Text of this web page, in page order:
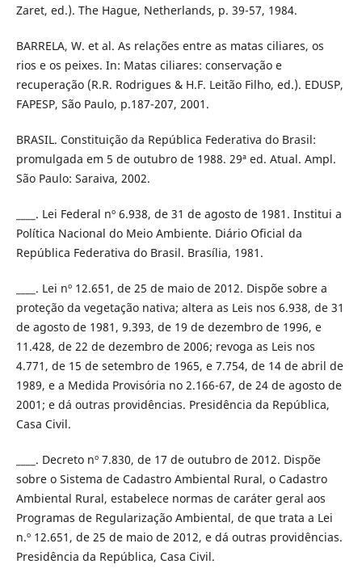
Zaret, ed.). The Hague, Netherlands, p. 39-57, 1984.
BARRELA, W. et al. As relações entre as matas ciliares, os
rios e os peixes. In: Matas ciliares: conservação e
recuperação (R.R. Rodrigues & H.F. Leitão Filho, ed.). EDUSP,
FAPESP, São Paulo, p.187-207, 2001.
BRASIL. Constituição da República Federativa do Brasil:
promulgada em 5 de outubro de 1988. 29ª ed. Atual. Ampl.
São Paulo: Saraiva, 2002.
____. Lei Federal nº 6.938, de 31 de agosto de 1981. Institui a
Política Nacional do Meio Ambiente. Diário Oficial da
República Federativa do Brasil. Brasília, 1981.
____. Lei nº 12.651, de 25 de maio de 2012. Dispõe sobre a
proteção da vegetação nativa; altera as Leis nos 6.938, de 31
de agosto de 1981, 9.393, de 19 de dezembro de 1996, e
11.428, de 22 de dezembro de 2006; revoga as Leis nos
4.771, de 15 de setembro de 1965, e 7.754, de 14 de abril de
1989, e a Medida Provisória no 2.166-67, de 24 de agosto de
2001; e dá outras providências. Presidência da República,
Casa Civil.
____. Decreto nº 7.830, de 17 de outubro de 2012. Dispõe
sobre o Sistema de Cadastro Ambiental Rural, o Cadastro
Ambiental Rural, estabelece normas de caráter geral aos
Programas de Regularização Ambiental, de que trata a Lei
n.º 12.651, de 25 de maio de 2012, e dá outras providências.
Presidência da República, Casa Civil.